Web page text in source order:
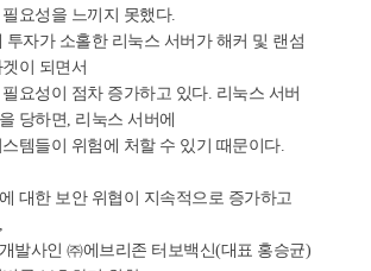
요성을 느끼지 못했다.
투자가 소홀한 리눅스 서버가 해커 및 랜섬
이 되면서
요성이 점차 증가하고 있다. 리눅스 서버
당하면, 리눅스 서버에
템들이 위험에 처할 수 있기 때문이다.
대한 보안 위협이 지속적으로 증가하고
발사인 ㈜에브리존 터보백신(대표 홍승균)